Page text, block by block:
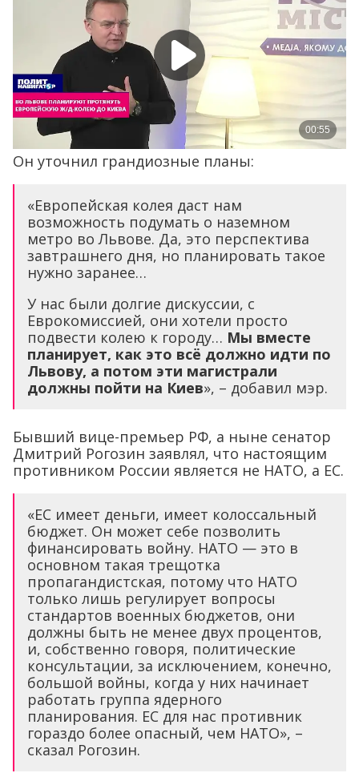
Он уточнил грандиозные планы:
«Европейская колея даст нам
возможность подумать о наземном
метро во Львове. Да, это перспектива
завтрашнего дня, но планировать такое
нужно заранее…
У нас были долгие дискуссии, с
Еврокомиссией, они хотели просто
подвести колею к городу… Мы вместе
планирует, как это всё должно идти по
Львову, а потом эти магистрали
должны пойти на Киев», – добавил мэр.
Бывший вице-премьер РФ, а ныне сенатор
Дмитрий Рогозин заявлял, что настоящим
противником России является не НАТО, а ЕС.
«ЕС имеет деньги, имеет колоссальный
бюджет. Он может себе позволить
финансировать войну. НАТО — это в
основном такая трещотка
пропагандистская, потому что НАТО
только лишь регулирует вопросы
стандартов военных бюджетов, они
должны быть не менее двух процентов,
и, собственно говоря, политические
консультации, за исключением, конечно,
большой войны, когда у них начинает
работать группа ядерного
планирования. ЕС для нас противник
гораздо более опасный, чем НАТО», –
сказал Рогозин.